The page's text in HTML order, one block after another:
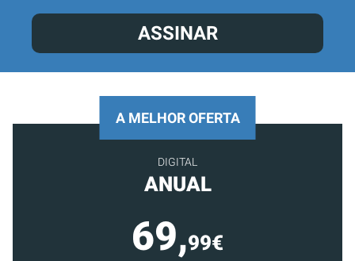
ASSINAR
A MELHOR OFERTA
DIGITAL
ANUAL
69,99€